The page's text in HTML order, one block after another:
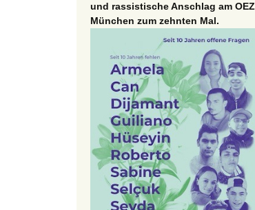
und rassistische Anschlag am OEZ
München zum zehnten Mal.